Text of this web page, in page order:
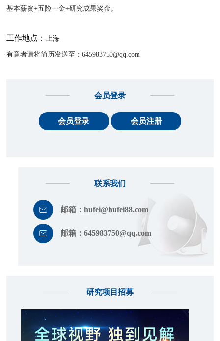
基本薪资+五险一金+研究成果奖金。
工作地点： 上海
有意者请将简历发送至：645983750@qq.com
会员登录
会员登录 会员注册
联系我们
邮箱：hufei@hufei88.com
邮箱：645983750@qq.com
研究项目招募